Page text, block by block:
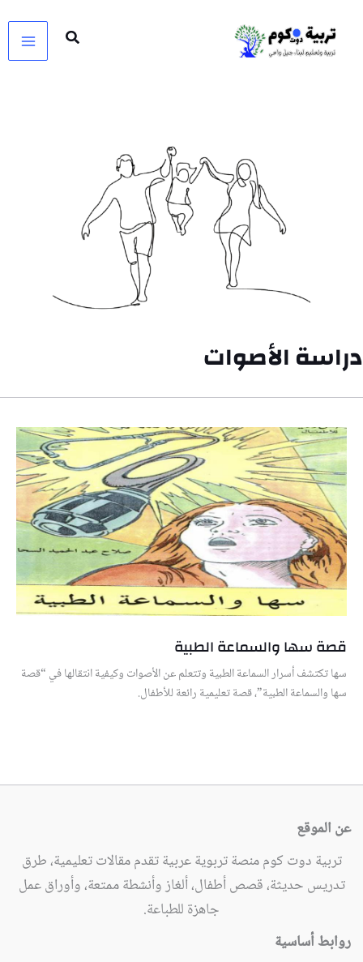
المحتوى
دراسة الأصوات
قصة سها والسماعة الطبية
سها تكتشف أسرار السماعة الطبية وتتعلم عن الأصوات وكيفية انتقالها في “قصة
سها والسماعة الطبية”، قصة تعليمية رائعة للأطفال.
عن الموقع
تربية دوت كوم منصة تربوية عربية تقدم مقالات تعليمية، طرق
تدريس حديثة، قصص أطفال، ألغاز وأنشطة ممتعة، وأوراق عمل
جاهزة للطباعة.
روابط أساسية